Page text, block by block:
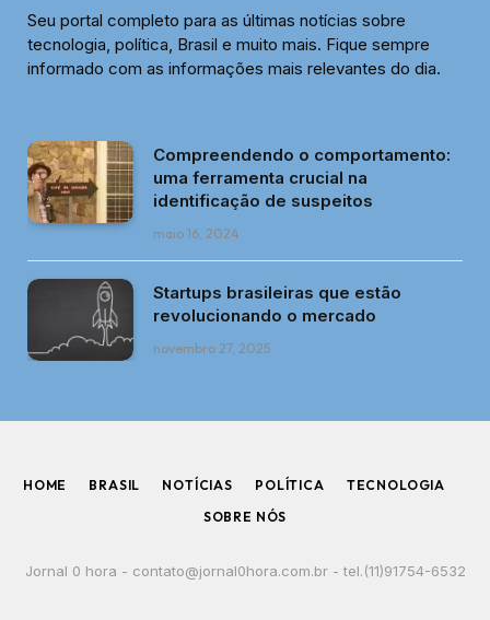
Seu portal completo para as últimas notícias sobre
tecnologia, política, Brasil e muito mais. Fique sempre
informado com as informações mais relevantes do dia.
Compreendendo o comportamento:
uma ferramenta crucial na
identificação de suspeitos
maio 16, 2024
Startups brasileiras que estão
revolucionando o mercado
novembro 27, 2025
HOME BRASIL NOTÍCIAS POLÍTICA
TECNOLOGIA
SOBRE NÓS
Jornal 0 hora - contato@jornal0hora.com.br- tel.(11)91754-6532